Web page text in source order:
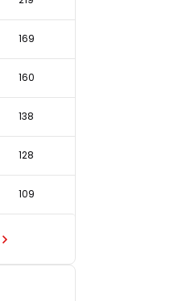
169
160
138
128
109